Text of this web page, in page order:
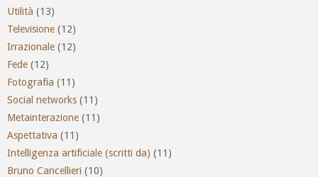
Utilità (13)
Televisione (12)
Irrazionale (12)
Fede (12)
Fotografia (11)
Social networks (11)
Metainterazione (11)
Aspettativa (11)
Intelligenza artificiale (scritti da) (11)
Bruno Cancellieri (10)